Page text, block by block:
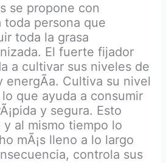
se propone con
toda persona que
toda la grasa
El fuerte fijador
a cultivar sus niveles de
energÃ­a. Cultiva su nivel
que ayuda a consumir
y segura. Esto
al mismo tiempo lo
mÃ¡s lleno a lo largo
controla sus